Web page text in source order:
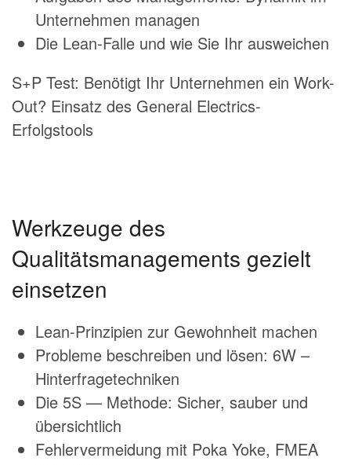
Unternehmen managen
Die Lean-Falle und wie Sie Ihr ausweichen
S+P Test: Benötigt Ihr Unternehmen ein Work-
Out? Einsatz des General Electrics-
Erfolgstools
Werkzeuge des
Qualitätsmanagements gezielt
einsetzen
Lean-Prinzipien zur Gewohnheit machen
Probleme beschreiben und lösen: 6W –
Hinterfragetechniken
Die 5S — Methode: Sicher, sauber und
übersichtlich
Fehlervermeidung mit Poka Yoke, FMEA